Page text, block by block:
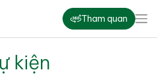
Tham quan
kiện